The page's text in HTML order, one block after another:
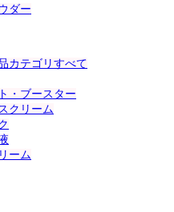
ダー
カテゴリすべて
・ブースター
クリーム
ーム